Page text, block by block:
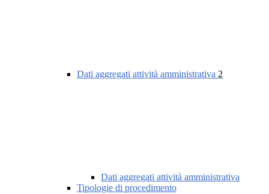
Dati aggregati attività amministrativa 2
Dati aggregati attività amministrativa
Tipologie di procedimento